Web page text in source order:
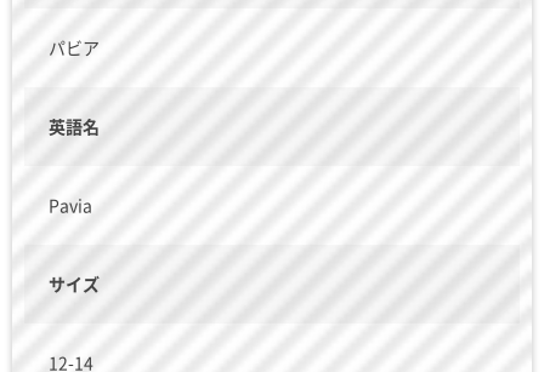
パビア
英語名
Pavia
サイズ
12-14